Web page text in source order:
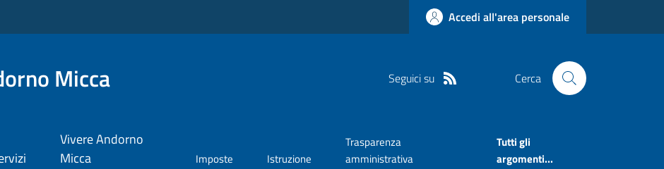
Accedi all'area personale
Micca Seguici su Cerca
Vivere Andorno
Micca
Imposte Istruzione
Trasparenza
amministrativa
Tutti gli
argomenti...